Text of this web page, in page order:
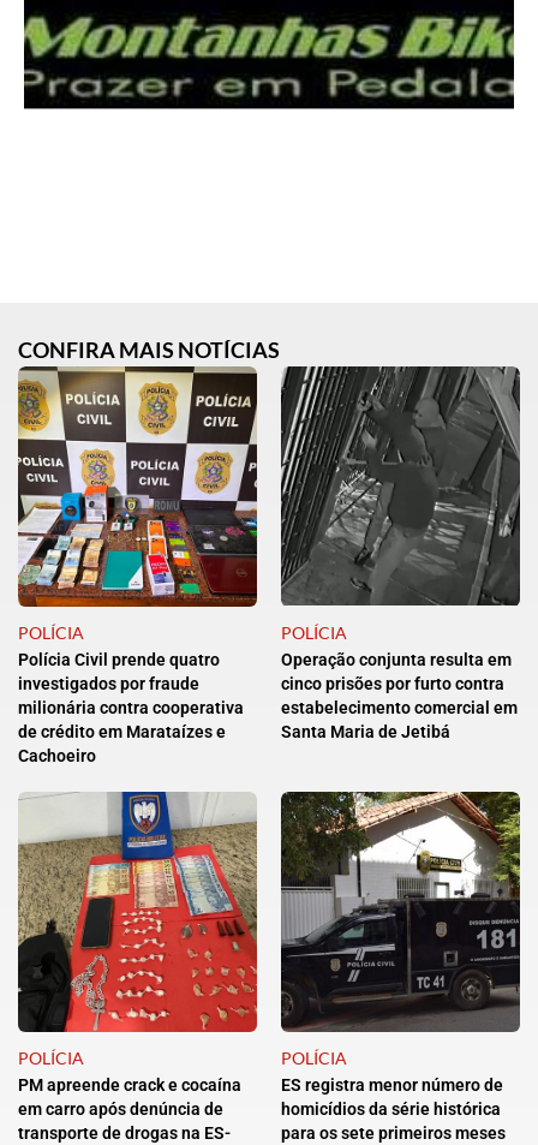
CONFIRA MAIS NOTÍCIAS
POLÍCIA
Polícia Civil prende quatro
investigados por fraude
milionária contra cooperativa
de crédito em Marataízes e
Cachoeiro
POLÍCIA
Operação conjunta resulta em
cinco prisões por furto contra
estabelecimento comercial em
Santa Maria de Jetibá
POLÍCIA
PM apreende crack e cocaína
em carro após denúncia de
transporte de drogas na ES-
POLÍCIA
ES registra menor número de
homicídios da série histórica
para os sete primeiros meses